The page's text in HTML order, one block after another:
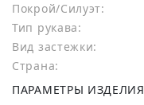
Покрой/Силуэт:
Тип рукава:
Вид застежки:
Страна:
ПАРАМЕТРЫ ИЗДЕЛИЯ